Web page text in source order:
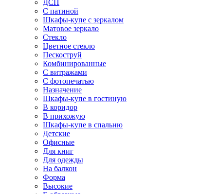
ДСП
С патиной
Шкафы-купе с зеркалом
Матовое зеркало
Стекло
Цветное стекло
Пескоструй
Комбинированные
С витражами
С фотопечатью
Назначение
Шкафы-купе в гостиную
В коридор
В прихожую
Шкафы-купе в спальню
Детские
Офисные
Для книг
Для одежды
На балкон
Форма
Высокие